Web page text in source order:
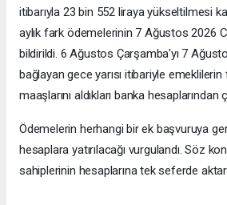
itibarıyla 23 bin 552 liraya yükseltilmesi
aylık fark ödemelerinin 7 Ağustos 2026
bildirildi. 6 Ağustos Çarşamba'yı 7
bağlayan gece yarısı itibariyle
maaşlarını aldıkları banka
Ödemelerin herhangi bir ek başvuruya
hesaplara yatırılacağı vurgulandı. Söz
sahiplerinin hesaplarına tek seferde